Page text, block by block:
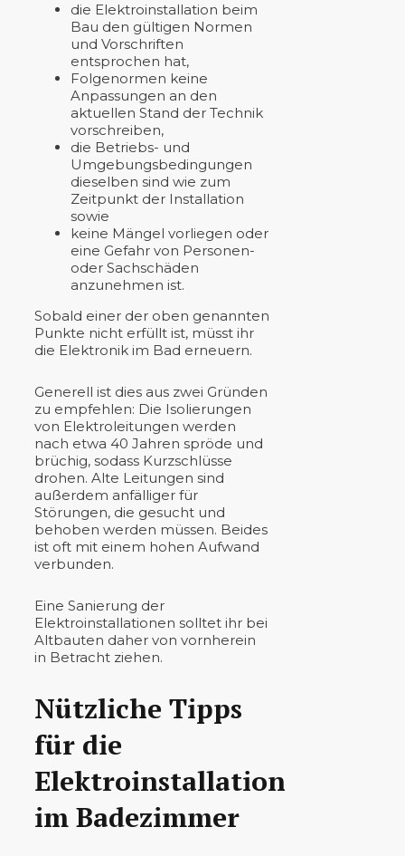
die Elektroinstallation beim
Bau den gültigen Normen
und Vorschriften
entsprochen hat,
Folgenormen keine
Anpassungen an den
aktuellen Stand der Technik
vorschreiben,
die Betriebs- und
Umgebungsbedingungen
dieselben sind wie zum
Zeitpunkt der Installation
sowie
keine Mängel vorliegen oder
eine Gefahr von Personen-
oder Sachschäden
anzunehmen ist.
Sobald einer der oben genannten
Punkte nicht erfüllt ist, müsst ihr
die Elektronik im Bad erneuern.
Generell ist dies aus zwei Gründen
zu empfehlen: Die Isolierungen
von Elektroleitungen werden
nach etwa 40 Jahren spröde und
brüchig, sodass Kurzschlüsse
drohen. Alte Leitungen sind
außerdem anfälliger für
Störungen, die gesucht und
behoben werden müssen. Beides
ist oft mit einem hohen Aufwand
verbunden.
Eine Sanierung der
Elektroinstallationen solltet ihr bei
Altbauten daher von vornherein
in Betracht ziehen.
Nützliche Tipps
für die
Elektroinstallation
im Badezimmer